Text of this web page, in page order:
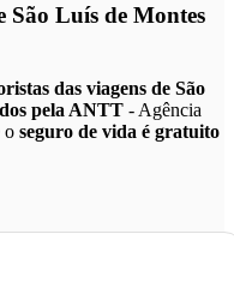
São Luís de Montes
das viagens de São
pela ANTT - Agência
o seguro de vida é gratuito